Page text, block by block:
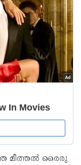
മീത്തല്‍ രൈരു